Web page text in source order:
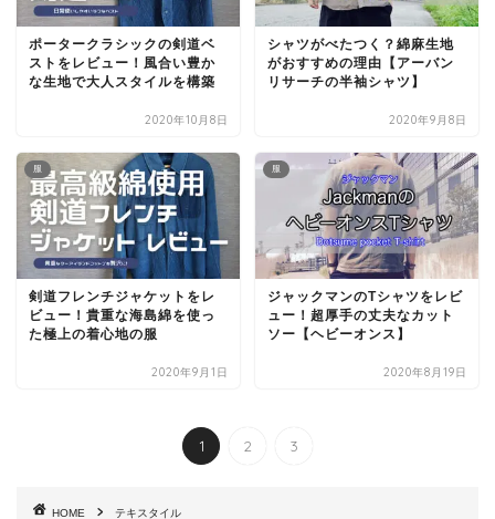
ポータークラシックの剣道ベ
ストをレビュー！風合い豊か
な生地で大人スタイルを構築
2020年10月8日
シャツがべたつく？綿麻生地
がおすすめの理由【アーバン
リサーチの半袖シャツ】
2020年9月8日
服
剣道フレンチジャケットをレ
ビュー！貴重な海島綿を使っ
た極上の着心地の服
2020年9月1日
服
ジャックマンのTシャツをレビ
ュー！超厚手の丈夫なカット
ソー【ヘビーオンス】
2020年8月19日
1 2 3
HOME テキスタイル